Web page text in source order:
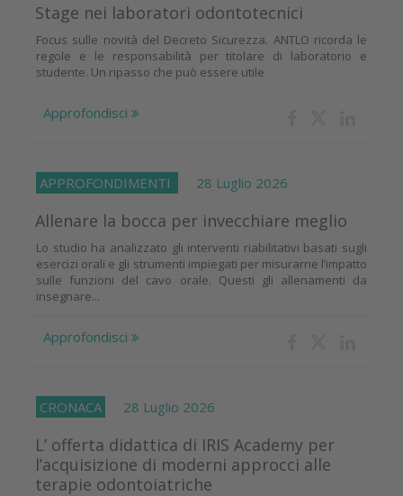
Stage nei laboratori odontotecnici
Focus sulle novità del Decreto Sicurezza. ANTLO ricorda le
regole e le responsabilità per titolare di laboratorio e
studente. Un ripasso che può essere utile
Approfondisci
APPROFONDIMENTI 28 Luglio 2026
Allenare la bocca per invecchiare meglio
Lo studio ha analizzato gli interventi riabilitativi basati sugli
esercizi orali e gli strumenti impiegati per misurarne l’impatto
sulle funzioni del cavo orale. Questi gli allenamenti da
insegnare...
Approfondisci
CRONACA 28 Luglio 2026
L’ offerta didattica di IRIS Academy per
l’acquisizione di moderni approcci alle
terapie odontoiatriche